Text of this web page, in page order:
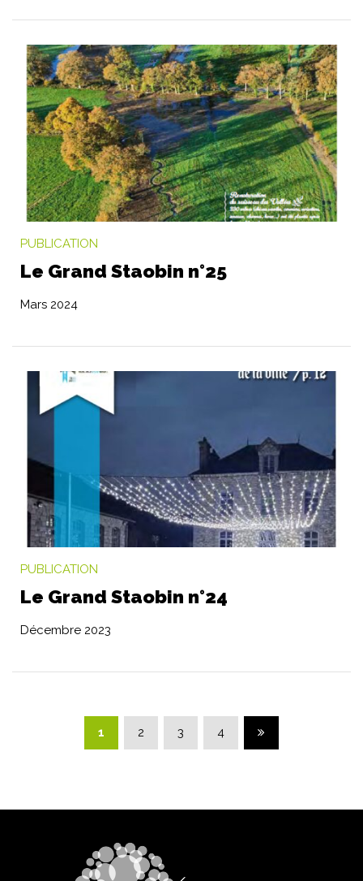
PUBLICATION
Le Grand Staobin n°25
Mars 2024
PUBLICATION
Le Grand Staobin n°24
Décembre 2023
1 2 3 4 Page suivante